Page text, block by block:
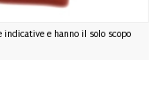
e hanno il solo scopo